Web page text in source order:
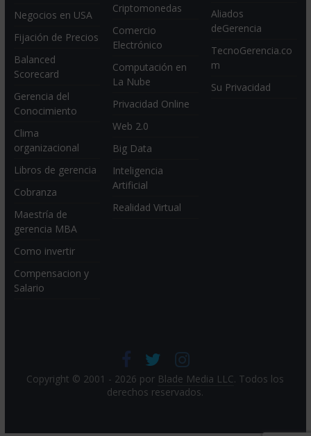
Negocios en USA
Fijación de Precios
Balanced
Scorecard
Gerencia del
Conocimiento
Clima
organizacional
Libros de gerencia
Cobranza
Maestría de
gerencia MBA
Como invertir
Compensacion y
Salario
Criptomonedas
Comercio
Electrónico
Computación en
La Nube
Privacidad Online
Web 2.0
Big Data
Inteligencia
Artificial
Realidad Virtual
Aliados
deGerencia
TecnoGerencia.co
m
Su Privacidad
Copyright © 2001 - 2026 por Blade Media LLC. Todos los
derechos reservados.